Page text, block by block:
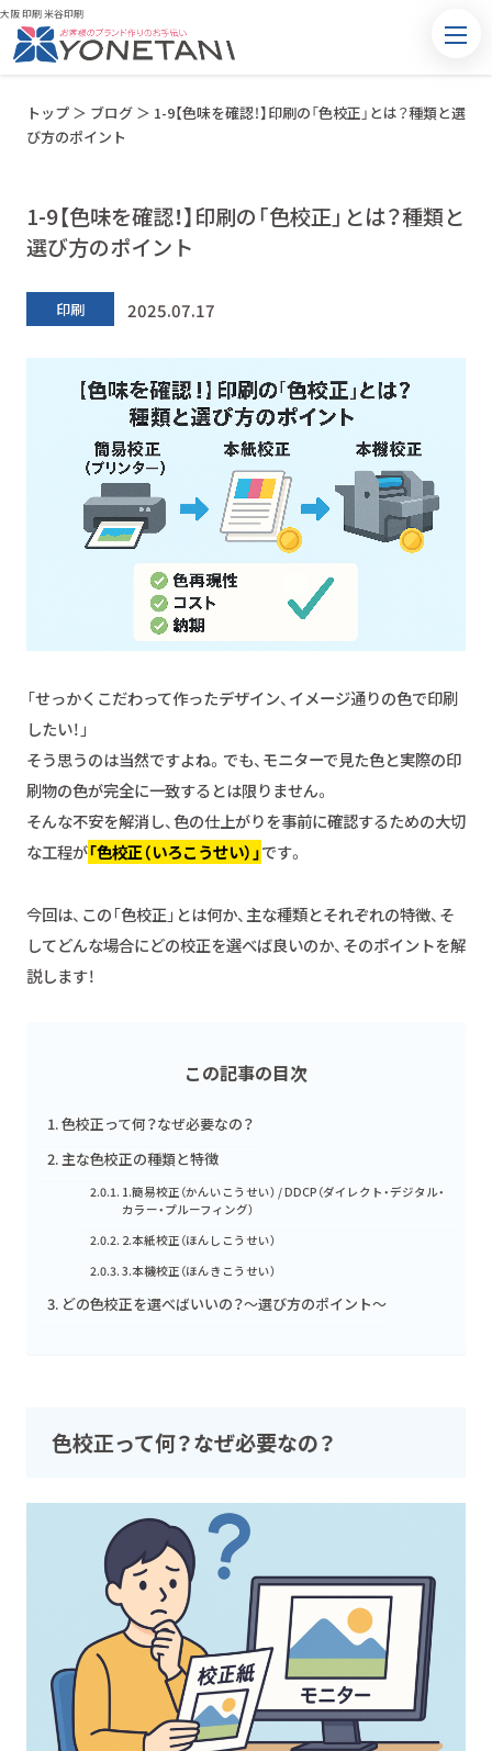
大阪 印刷 米谷印刷
トップ ＞ ブログ ＞ 1-9【色味を確認！】印刷の「色校正」とは？種類と選
び方のポイント
1-9【色味を確認！】印刷の「色校正」とは？種類と
選び方のポイント
印刷 2025.07.17
「せっかくこだわって作ったデザイン、イメージ通りの色で印刷
したい！」
そう思うのは当然ですよね。でも、モニターで見た色と実際の印
刷物の色が完全に一致するとは限りません。
そんな不安を解消し、色の仕上がりを事前に確認するための大切
な工程が「色校正（いろこうせい）」です。
今回は、この「色校正」とは何か、主な種類とそれぞれの特徴、そ
してどんな場合にどの校正を選べば良いのか、そのポイントを解
説します！
この記事の目次
色校正って何？なぜ必要なの？
主な色校正の種類と特徴
1.簡易校正（かんいこうせい） / DDCP（ダイレクト・デジタル・
カラー・プルーフィング）
2.本紙校正（ほんしこうせい）
3.本機校正（ほんきこうせい）
どの色校正を選べばいいの？～選び方のポイント～
色校正って何？なぜ必要なの？